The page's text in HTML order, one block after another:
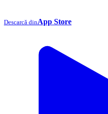
Descarcă dinApp Store